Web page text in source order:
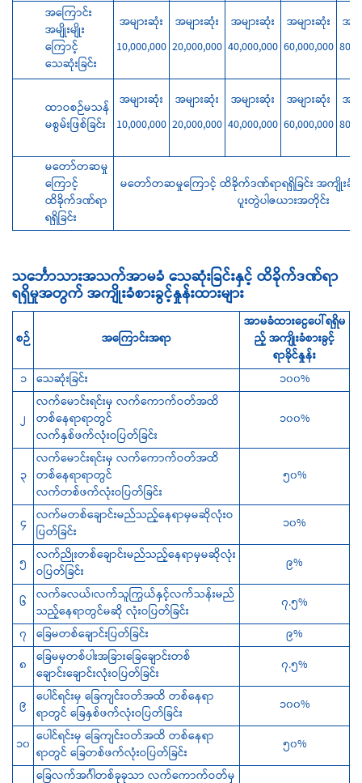
အကြောင်း
အမျိုးမျိုး
ကြောင့်
သေဆုံးခြင်း
အများဆုံး
10,000,000
အများဆုံး
20,000,000
အများဆုံး
40,000,000
အများဆုံး
60,000,000
အမ
ထာဝစဉ်မသန်
မစွမ်းဖြစ်ခြင်း
အများဆုံး
10,000,000
အများဆုံး
20,000,000
အများဆုံး
40,000,000
အများဆုံး
60,000,000
အမ
မတော်တဆမှု
ကြောင့်
ထိခိုက်ဒဏ်ရာ
ရရှိခြင်း
မတော်တဆမှုကြောင့် ထိခိုက်ဒဏ်ရာရရှိခြင်း အကျိုးခံစား
ပူးတွဲပါဇယားအတိုင်း
သင်္ဘောသားအသက်အာမခံ သေဆုံးခြင်းနှင့် ထိခိုက်ဒဏ်ရာ
ရရှိမှုအတွက် အကျိုးခံစားခွင့်နှုန်းထားများ
စဉ် အကြောင်းအရာ
အာမခံထားငွေပေါ်ရရှိမ
ည့်အကျိုးခံစားခွင့်
ရာခိုင်နှုန်း
၁ သေဆုံးခြင်း ၁၀၀%
၂
လက်မောင်းရင်းမှ လက်ကောက်ဝတ်အထိ
တစ်နေရာရာတွင်
လက်နှစ်ဖက်လုံးဝပြတ်ခြင်း
၁၀၀%
၃
လက်မောင်းရင်းမှ လက်ကောက်ဝတ်အထိ
တစ်နေရာရာတွင်
လက်တစ်ဖက်လုံးဝပြတ်ခြင်း
၅၀%
၄ လက်မတစ်ချောင်းမည်သည့်နေရာမှမဆိုလုံးဝ
ပြတ်ခြင်း
၁၀%
၅ လက်ညိုးတစ်ချောင်းမည်သည့်နေရာမှမဆိုလုံး
ဝပြတ်ခြင်း
၉%
၆ လက်ခလယ်၊လက်သူကြွယ်နှင့်လက်သန်းမည်
သည့်နေရာတွင်မဆို လုံးဝပြတ်ခြင်း
၇.၅%
၇ ခြေမတစ်ချောင်းပြတ်ခြင်း
၉%
၈ ‌ခြေမမှတစ်ပါးအခြားခြေချောင်းတစ်
ချောင်းချောင်းလုံးဝပြတ်ခြင်း
၇.၅%
၉ ‌ပေါင်ရင်းမှ ခြေကျင်းဝတ်အထိ တစ်နေရာ
ရာတွင် ခြေနှစ်ဖက်လုံးဝပြတ်ခြင်း
၁၀၀%
၁၀ ‌ပေါင်ရင်းမှ ခြေကျင်းဝတ်အထိ တစ်နေရာ
ရာတွင် ခြေတစ်ဖက်လုံးဝပြတ်ခြင်း
၅၀%
ခြေလက်အင်္ဂါတစ်ခုခုသာ လက်ကောက်ဝတ်မှ